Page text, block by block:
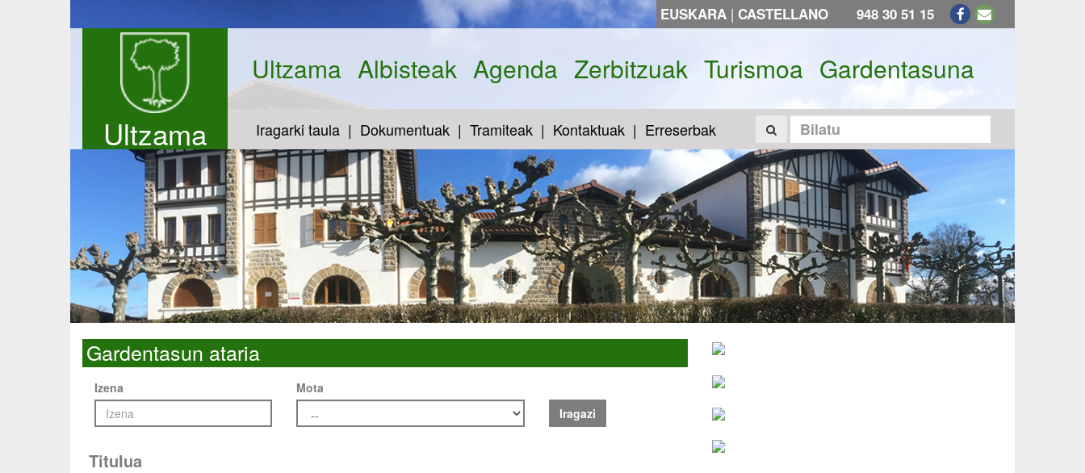
EUSKARA | CASTELLANO 948 30 51 15
Ultzama
Ultzama Albisteak Agenda Zerbitzuak Turismoa Gardentasuna
Iragarki taula Dokumentuak Tramiteak Kontaktuak Erreserbak
Gardentasun ataria
Izena
Mota
Iragazi
Titulua